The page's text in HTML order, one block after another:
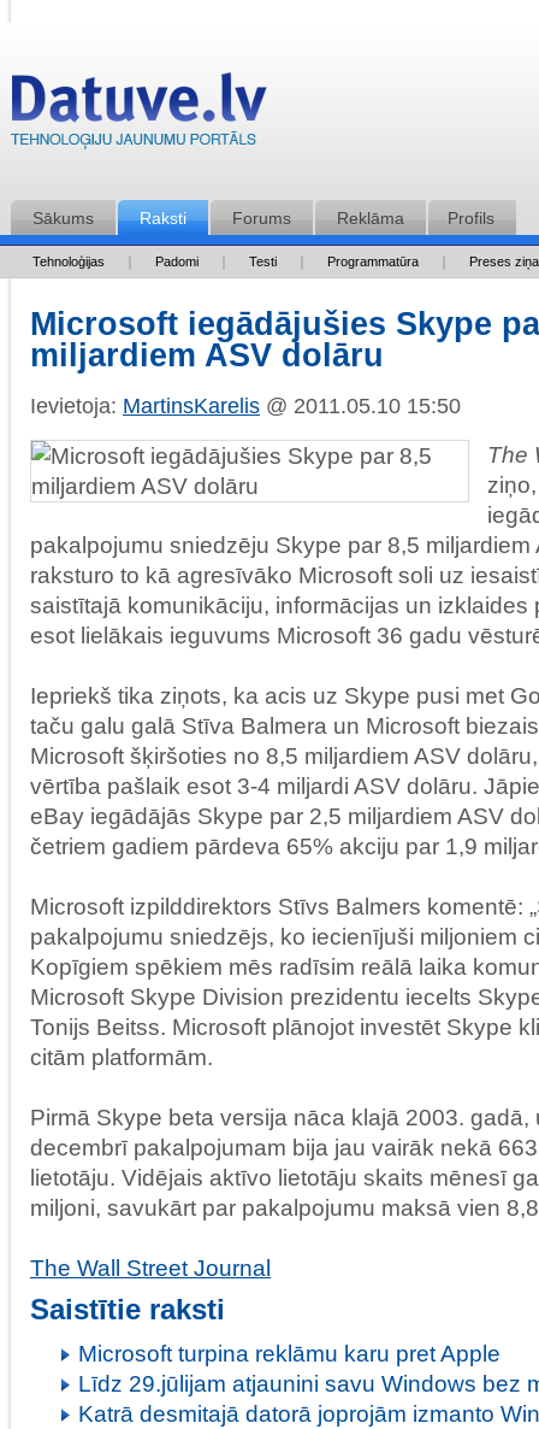
Sākums Raksti Forums Reklāma Profils
Tehnoloģijas Padomi Testi Programmatūra Preses
Microsoft iegādājušies Skype
miljardiem ASV dolāru
Ievietoja: MartinsKarelis @ 2011.05.10 15:50
The
pakalpojumu sniedzēju Skype par 8,5 miljardiem
raksturo to kā agresīvāko Microsoft soli uz
saistītajā komunikāciju, informācijas un izklaides
esot lielākais ieguvums Microsoft 36 gadu
Iepriekš tika ziņots, ka acis uz Skype pusi met
taču galu galā Stīva Balmera un Microsoft
Microsoft šķiršoties no 8,5 miljardiem ASV
vērtība pašlaik esot 3-4 miljardi ASV dolāru.
eBay iegādājās Skype par 2,5 miljardiem ASV
četriem gadiem pārdeva 65% akciju par 1,9
Microsoft izpilddirektors Stīvs Balmers komentē:
pakalpojumu sniedzējs, ko iecienījuši miljoniem
Kopīgiem spēkiem mēs radīsim reālā laika
Microsoft Skype Division prezidentu iecelts
Tonijs Beitss. Microsoft plānojot investēt Skype
citām platformām.
Pirmā Skype beta versija nāca klajā 2003. gadā,
decembrī pakalpojumam bija jau vairāk nekā
lietotāju. Vidējais aktīvo lietotāju skaits mēnesī
miljoni, savukārt par pakalpojumu maksā vien
The Wall Street Journal
Saistītie raksti
Microsoft turpina reklāmu karu pret Apple
Līdz 29.jūlijam atjaunini savu Windows bez
Katrā desmitajā datorā joprojām izmanto